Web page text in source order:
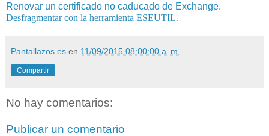
Renovar un certificado no caducado de Exchange.
Desfragmentar con la herramienta ESEUTIL.
Pantallazos.es en 11/09/2015 08:00:00 a. m.
Compartir
No hay comentarios:
Publicar un comentario